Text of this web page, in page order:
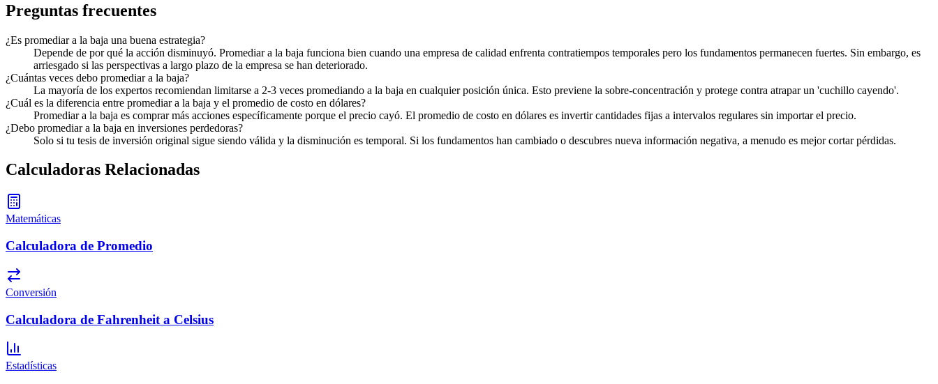
Preguntas frecuentes
¿Es promediar a la baja una buena estrategia?
Depende de por qué la acción disminuyó. Promediar a la baja funciona bien cuando una empresa de calidad enfrenta contratiempos temporales pero los fundamentos permanecen fuertes. Sin embargo, es
arriesgado si las perspectivas a largo plazo de la empresa se han deteriorado.
¿Cuántas veces debo promediar a la baja?
La mayoría de los expertos recomiendan limitarse a 2-3 veces promediando a la baja en cualquier posición única. Esto previene la sobre-concentración y protege contra atrapar un 'cuchillo cayendo'.
¿Cuál es la diferencia entre promediar a la baja y el promedio de costo en dólares?
Promediar a la baja es comprar más acciones específicamente porque el precio cayó. El promedio de costo en dólares es invertir cantidades fijas a intervalos regulares sin importar el precio.
¿Debo promediar a la baja en inversiones perdedoras?
Solo si tu tesis de inversión original sigue siendo válida y la disminución es temporal. Si los fundamentos han cambiado o descubres nueva información negativa, a menudo es mejor cortar pérdidas.
Calculadoras Relacionadas
Matemáticas
Calculadora de Promedio
Conversión
Calculadora de Fahrenheit a Celsius
Estadísticas